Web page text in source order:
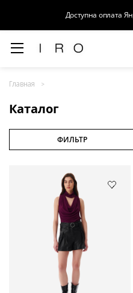
Доступна оплата
Главная
Каталог
ФИЛЬТР